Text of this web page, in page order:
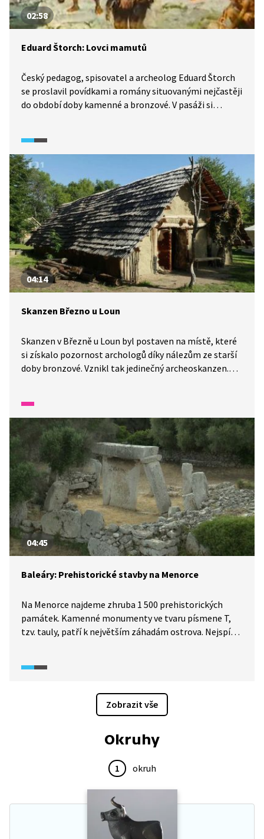
02:58
Eduard Štorch: Lovci mamutů
Český pedagog, spisovatel a archeolog Eduard Štorch
se proslavil povídkami a romány situovanými nejčastěji
do období doby kamenné a bronzové. V pasáži si
dostalo.
04:14
Skanzen Březno u Loun
Skanzen v Březně u Loun byl postaven na místě, které
si získalo pozornost archologů díky nálezům ze starší
doby bronzové. Vznikl tak jedinečný archeoskanzen.
návštěvníci po vzoru našich předků vyzkoušet?
04:45
Baleáry: Prehistorické stavby na Menorce
Na Menorce najdeme zhruba 1 500 prehistorických
památek. Kamenné monumenty ve tvaru písmene T,
tzv. tauly, patří k největším záhadám ostrova. Nejspíše
Zajímavé jsou i navety, které se využívaly jako hrobky,
Zobrazit vše
Okruhy
1 okruh